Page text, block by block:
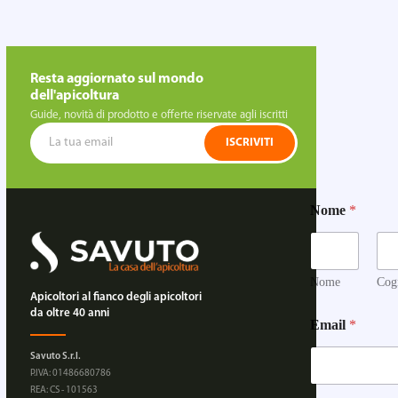
Resta aggiornato sul mondo
dell'apicoltura
Guide, novità di prodotto e offerte riservate agli iscritti
ISCRIVITI
Apicoltori al fianco degli apicoltori
da oltre 40 anni
Savuto S.r.l.
P.IVA: 01486680786
REA: CS - 101563
Nome *
Nome
Email *